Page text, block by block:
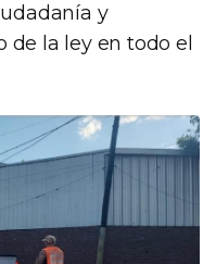
y
la ley en todo el